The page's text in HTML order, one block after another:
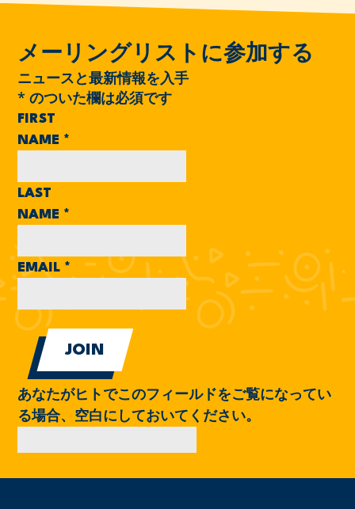
メーリングリストに参加する
ニュースと最新情報を入手
* のついた欄は必須です
FIRST
NAME *
LAST
NAME *
EMAIL *
あなたがヒトでこのフィールドをご覧になってい
る場合、空白にしておいてください。